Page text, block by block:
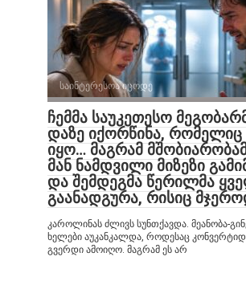
საინტერესოა იცოდე
ჩემმა საუკეთესო
დაზე იქორწინა, რომელიც
იყო… მაგრამ
მან ნამდვილი მიზეზი
და შემდეგმა წერილმა
გაანადგურა, რისიც
კაროლინას ძლივს სუნთქავდა. მეანობა-
ხელები აუკანკალდა, როდესაც
გვერდი ამოიღო. მაგრამ ეს არ